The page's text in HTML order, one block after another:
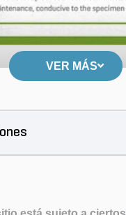
VER MÁS